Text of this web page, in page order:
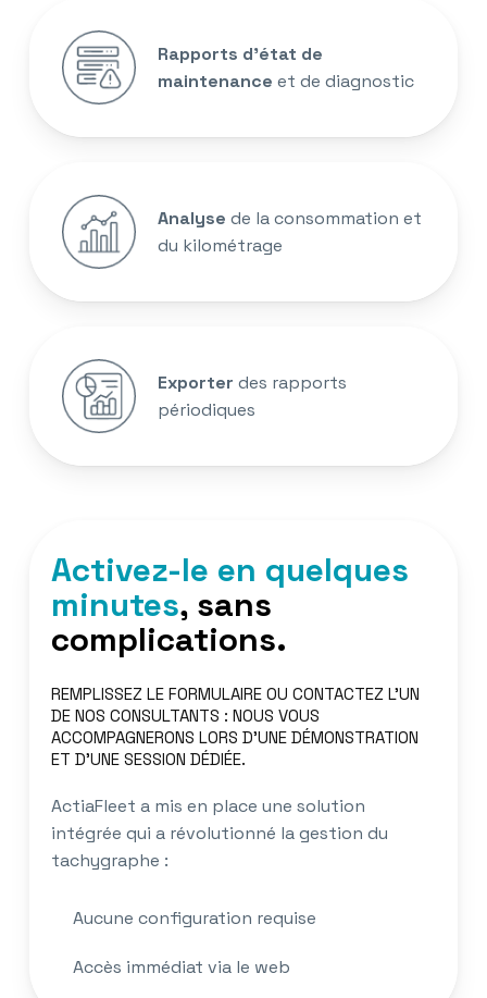
Rapports d’état de
maintenance et de diagnostic
Analyse de la consommation et
du kilométrage
Exporter des rapports
périodiques
Activez-le en quelques
minutes, sans
complications.
REMPLISSEZ LE FORMULAIRE OU CONTACTEZ L'UN
DE NOS CONSULTANTS : NOUS VOUS
ACCOMPAGNERONS LORS D'UNE DÉMONSTRATION
ET D'UNE SESSION DÉDIÉE.
ActiaFleet a mis en place une solution
intégrée qui a révolutionné la gestion du
tachygraphe :
Aucune configuration requise
Accès immédiat via le web